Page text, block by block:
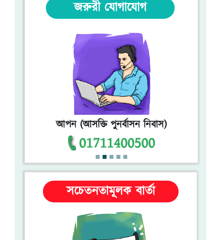
জরুরী যোগাযোগ
আপন (আসক্তি পুনর্বাসন নিবাস)
01711400500
সচেতনতামূলক বার্তা
খাদ্য ও পুষ্টি চক্র
কৈশোরকাল